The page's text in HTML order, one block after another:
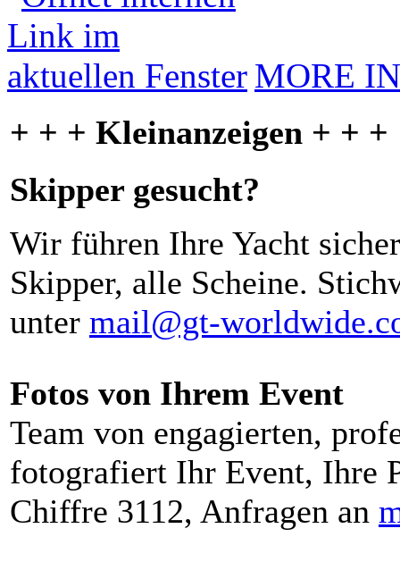
MORE
+ + + Kleinanzeigen + + +
Skipper gesucht?
Wir führen Ihre Yacht
Skipper, alle Scheine.
unter mail@gt-
Fotos von Ihrem Event
Team von engagierten,
fotografiert Ihr Event, Ihre
Chiffre 3112, Anfragen an